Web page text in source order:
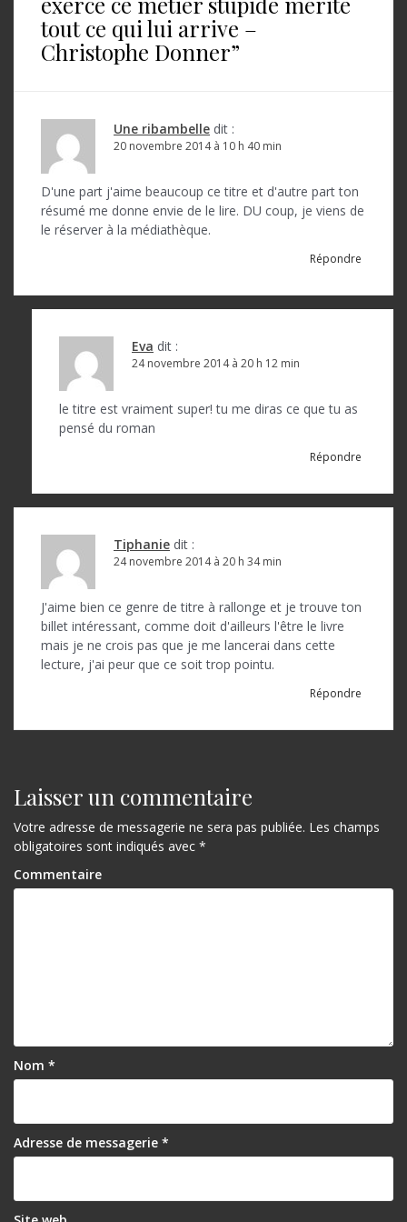
r
tout ce qui lui arrive –
Christophe Donner”
Une ribambelle dit :
20 novembre 2014 à 10 h 40 min
D'une part j'aime beaucoup ce titre et d'autre part ton
résumé me donne envie de le lire. DU coup, je viens de
le réserver à la médiathèque.
Répondre
Eva dit :
24 novembre 2014 à 20 h 12 min
le titre est vraiment super! tu me diras ce que tu as
pensé du roman
Répondre
Tiphanie dit :
24 novembre 2014 à 20 h 34 min
J'aime bien ce genre de titre à rallonge et je trouve ton
billet intéressant, comme doit d'ailleurs l'être le livre
mais je ne crois pas que je me lancerai dans cette
lecture, j'ai peur que ce soit trop pointu.
Répondre
Laisser un commentaire
Votre adresse de messagerie ne sera pas publiée. Les champs
obligatoires sont indiqués avec *
Commentaire
Nom *
Adresse de messagerie *